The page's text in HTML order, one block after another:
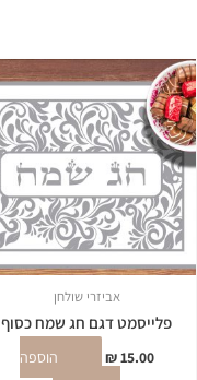
אביזרי שולחן
פלייסמט דגם חג שמח כסוף
₪15.00
הוספה